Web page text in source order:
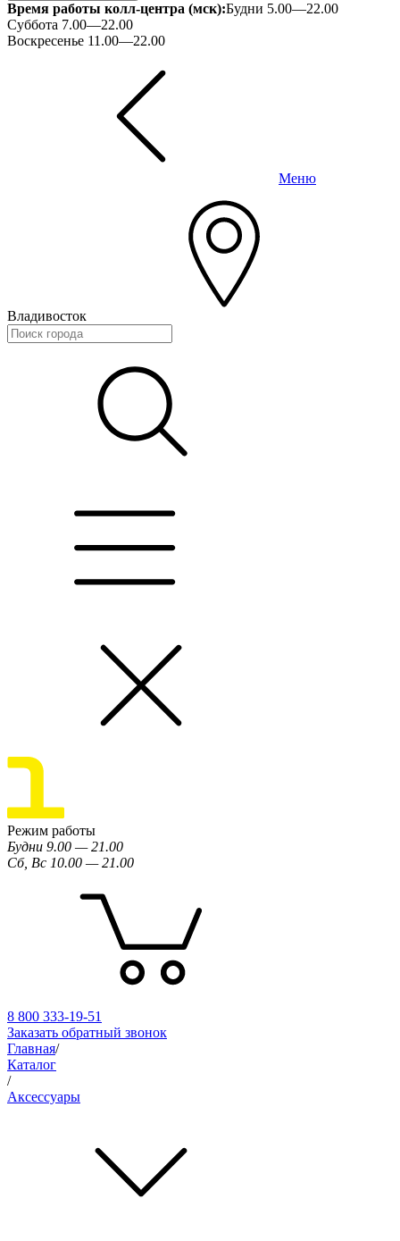
Время работы колл-центра (мск):Будни 5.00—22.00
Суббота 7.00—22.00
Воскресенье 11.00—22.00
Меню
Владивосток
Режим работы
Будни 9.00 — 21.00
Сб, Вс 10.00 — 21.00
8 800 333-19-51
Заказать обратный звонок
Главная/
Каталог
/
Аксессуары